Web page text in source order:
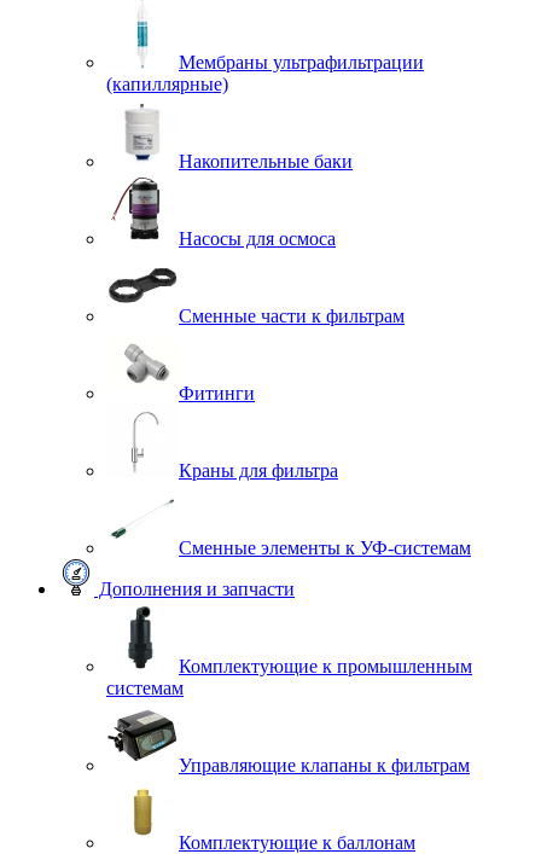
Мембраны ультрафильтрации
(капиллярные)
Накопительные баки
Насосы для осмоса
Сменные части к фильтрам
Фитинги
Краны для фильтра
Сменные элементы к УФ-системам
Дополнения и запчасти
Комплектующие к промышленным
системам
Управляющие клапаны к фильтрам
Комплектующие к баллонам